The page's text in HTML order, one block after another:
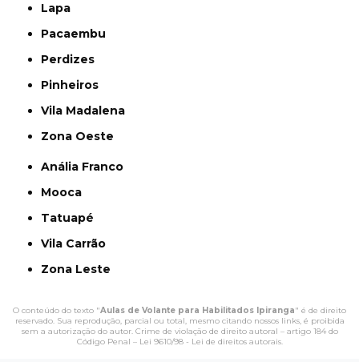
Lapa
Pacaembu
Perdizes
Pinheiros
Vila Madalena
Zona Oeste
Anália Franco
Mooca
Tatuapé
Vila Carrão
Zona Leste
O conteúdo do texto "Aulas de Volante para Habilitados Ipiranga" é de direito
reservado. Sua reprodução, parcial ou total, mesmo citando nossos links, é proibida
sem a autorização do autor. Crime de violação de direito autoral – artigo 184 do
Código Penal – Lei 9610/98 - Lei de direitos autorais.